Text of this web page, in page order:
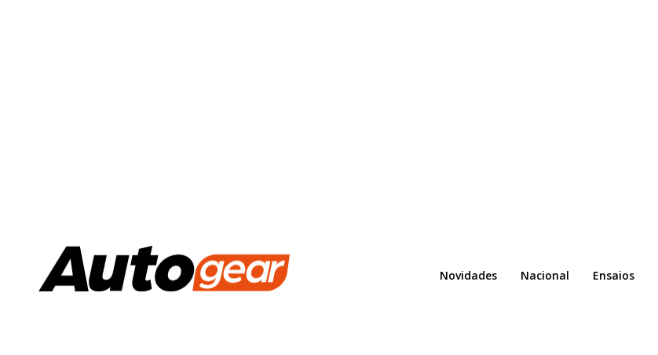
Novidades Nacional Ensaios